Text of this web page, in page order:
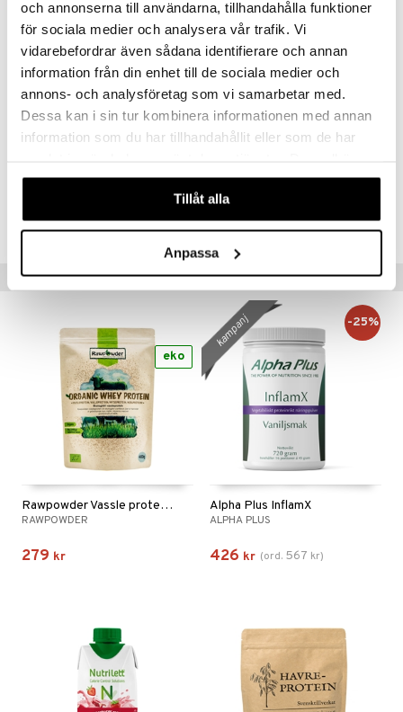
och annonserna till användarna, tillhandahålla funktioner
för sociala medier och analysera vår trafik. Vi
vidarebefordrar även sådana identifierare och annan
information från din enhet till de sociala medier och
annons- och analysföretag som vi samarbetar med.
Dessa kan i sin tur kombinera informationen med annan
information som du har tillhandahållit eller som de har
våra cookies vid fortsatt användande av vår webbplats.
Tillåt alla
Anpassa
Metionin*** 2,2 g
Fenylalanin*** 3,6 g
Prolin 7,0 g
Serin 5,7 g
Tryptofan*** 2,0 g
Tyrosin 3,2 g
Valin*** 6,2 g
HHBB1-HL-750
Populära produkter
Rawpowder Vassle protein Organic
RAWPOWDER
279 kr
eko
Alpha Plus InflamX
ALPHA PLUS
426 kr (ord. 567 kr)
kampanj -25%